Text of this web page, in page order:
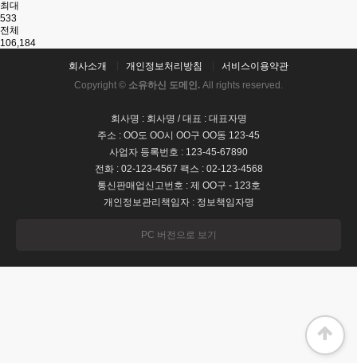
최대
533
전체
106,184
회사소개 개인정보처리방침
서비스이용약관
Copyright © 소유하신 도메인. All rights reserved.
회사명 : 회사명 / 대표 : 대표자명
주소 : OO도 OO시 OO구 OO동 123-45
사업자 등록번호 : 123-45-67890
전화 : 02-123-4567 팩스 : 02-123-4568
통신판매업신고번호 : 제 OO구 - 123호
개인정보관리책임자 : 정보책임자명
PC 버전으로 보기